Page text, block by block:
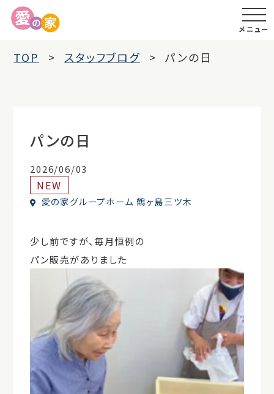
メニュー
TOP スタッフブログ パンの日
パンの日
2026/06/03
NEW
愛の家グループホーム 鶴ヶ島三ツ木
少し前ですが、毎月恒例の
パン販売がありました